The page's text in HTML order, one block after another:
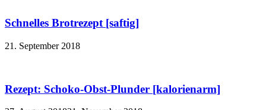
Schnelles Brotrezept [saftig]
21. September 2018
Rezept: Schoko-Obst-Plunder [kalorienarm]